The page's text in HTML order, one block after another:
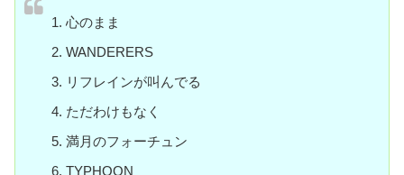
心のまま
WANDERERS
リフレインが叫んでる
ただわけもなく
満月のフォーチュン
TYPHOON